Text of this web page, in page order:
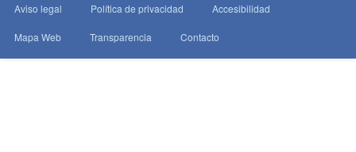
Aviso legal Política de privacidad Accesibilidad
Mapa Web Transparencia Contacto